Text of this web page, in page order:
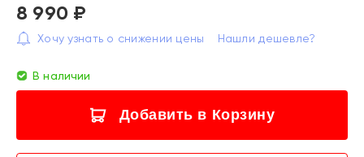
8 990 ₽
Хочу узнать о снижении цены Нашли дешевле?
В наличии
Добавить в Корзину